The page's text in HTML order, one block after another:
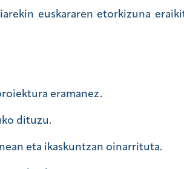
euskararen etorkizuna
eramanez.
dituzu.
eta ikaskuntzan oinarrituta.